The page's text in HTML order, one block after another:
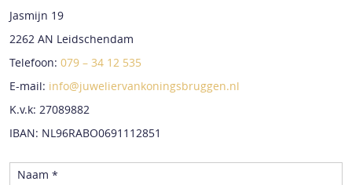
Jasmijn 19
2262 AN Leidschendam
Telefoon:079 – 34 12 535
E-mail: info@juweliervankoningsbruggen.nl
K.v.k: 27089882
IBAN: NL96RABO0691112851
Naam *